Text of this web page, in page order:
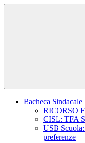
Bacheca Sindacale
RICORSO
CISL: TFA
USB
preferenze